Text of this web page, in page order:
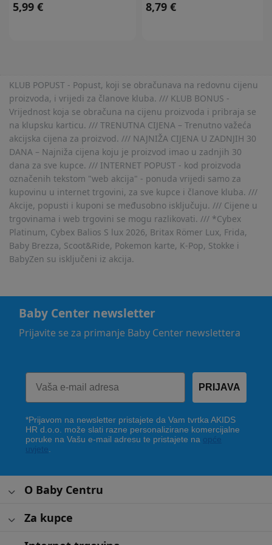
5,99 € 8,79 €
KLUB POPUST - Popust, koji se obračunava na redovnu cijenu
proizvoda, i vrijedi za članove kluba. /// KLUB BONUS -
Vrijednost koja se obračuna na cijenu proizvoda i pribraja se
na klupsku karticu. /// TRENUTNA CIJENA – Trenutno važeća
akcijska cijena za proizvod. /// NAJNIŽA CIJENA U ZADNJIH 30
DANA – Najniža cijena koju je proizvod imao u zadnjih 30
dana za sve kupce. /// INTERNET POPUST - kod proizvoda
označenih tekstom "web akcija" - ponuda vrijedi samo za
kupovinu u internet trgovini, za sve kupce i članove kluba. ///
Akcije, popusti i kuponi se međusobno isključuju. /// Cijene u
trgovinama i web trgovini se mogu razlikovati. /// *Cybex
Platinum, Cybex Balios S lux 2026, Britax Römer Lux, Frida,
Baby Brezza, Scoot&Ride, Pokemon karte, K-Pop, Stokke i
BabyZen su isključeni iz akcija.
Baby Center newsletter
Prijavite se za primanje Baby Center newslettera
PRIJAVA
*Prijavom na newsletter pristajete da Vam tvrtka AKIDS
HR d.o.o. može slati razne personalizirane komercijalne
poruke na Vašu e-mail adresu te pristajete na
O Baby Centru
Za kupce